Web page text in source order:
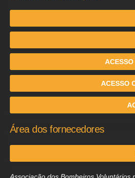
ACESSO
Área dos fornecedores